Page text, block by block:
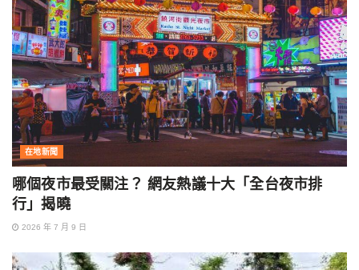
在地新聞
哪個夜市最受關注？ 網友熱議十大「全台夜市排
行」揭曉
2026 年 7 月 9 日